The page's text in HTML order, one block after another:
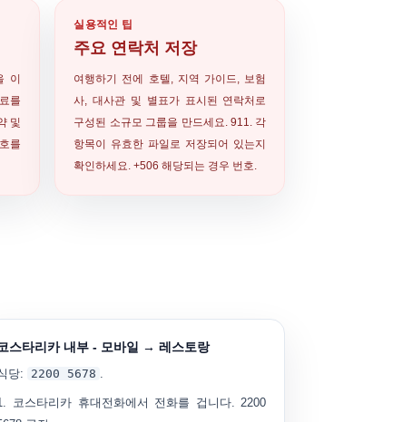
이
를
및
를
실용적인 팁
주요 연락처 저장
여행하기 전에 호텔, 지역 가이드, 보험
사, 대사관 및 별표가 표시된 연락처로
구성된 소규모 그룹을 만드세요. 911. 각
항목이 유효한 파일로 저장되어 있는지
확인하세요.+506 해당되는 경우 번호.
스타리카 내부 - 모바일 → 레스토랑
당: 2200 5678 .
코스타리카 휴대전화에서 전화를 겁니다.2200